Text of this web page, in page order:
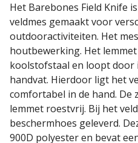
Het Barebones Field Knife
veldmes gemaakt voor
outdooractiviteiten. Het
houtbewerking. Het
koolstofstaal en loopt
handvat. Hierdoor ligt het
comfortabel in de hand.
lemmet roestvrij. Bij het
beschermhoes geleverd.
900D polyester en bevat